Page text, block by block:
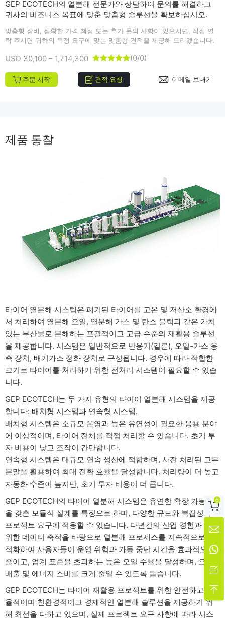
GEP ECOTECH의 열분해 전문가와 상담하여 문의를 해결하고
귀사의 비즈니스 목표에 맞춘 맞춤형 솔루션을 확보하십시오.
맞춤형 장비, 정확한 가격 책정 또는 추가 문의 사항이 있으시면, 직접 연
락 주시면 귀하의 특정 요구에 맞는 맞춤형 견적을 제공해 드리겠습니다.
USD 30,100 – 1,714,300 (0/0)
주문 시작 견적 요청 이메일 보내기
제품 통찰
타이어 열분해 시스템은 폐기된 타이어를 고온 및 저산소 환경에
서 처리하여 열분해 오일, 열분해 가스 및 탄소 블랙과 같은 가치
있는 부산물로 분해하는 포괄적이고 고급 수준의 재활용 솔루션
을 제공합니다. 시스템은 일반적으로 반응기(킬른), 오일-가스 응
축 장치, 배기가스 정화 장치로 구성됩니다. 경우에 따라 적합한
크기로 타이어를 처리하기 위한 전처리 시스템이 필요할 수 있습
니다.
GEP ECOTECH는 두 가지 유형의 타이어 열분해 시스템을 제공
합니다: 배치형 시스템과 연속형 시스템.
배치형 시스템은 소규모 운영과 높은 유연성이 필요한 응용 분야
에 이상적이며, 타이어 전체를 직접 처리할 수 있습니다. 초기 투
자 비용이 낮고 조작이 간단합니다.
연속형 시스템은 대규모 연속 생산에 적합하며, 사전 처리된 고무
분말을 활용하여 최대 전환 효율을 달성합니다. 처리량이 더 높고
자동화 수준이 높지만, 초기 투자 비용이 더 큽니다.
GEP ECOTECH의 타이어 열분해 시스템은 유연한 확장 가능성
을 갖춘 모듈식 설계를 특징으로 하며, 다양한 규모와 복잡성의
프로젝트 요구에 적응할 수 있습니다. 다년간의 산업 경험과 광범
위한 데이터 축적을 바탕으로 열분해 프로세스를 지속적으로 최
적화하여 사용자들이 운영 위험과 가동 중단 시간을 효과적으로
줄이고, 업계 표준을 초과하는 높은 오일 수율을 달성하며, 오염
배출 및 에너지 소비를 크게 줄일 수 있도록 돕습니다.
GEP ECOTECH는 타이어 재활용 프로젝트를 위한 안전하고 효
율적이며 친환경적이고 경제적인 열분해 솔루션을 제공하기 위
해 최선을 다하고 있으며, 실제 프로젝트 요구 사항에 따라 시스

0



